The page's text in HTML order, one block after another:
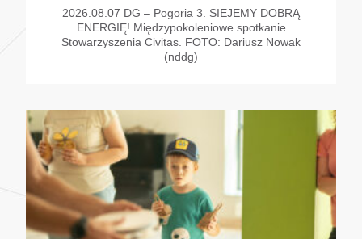
2026.08.07 DG – Pogoria 3. SIEJEMY DOBRĄ
ENERGIĘ! Międzypokoleniowe spotkanie
Stowarzyszenia Civitas. FOTO: Dariusz Nowak
(nddg)